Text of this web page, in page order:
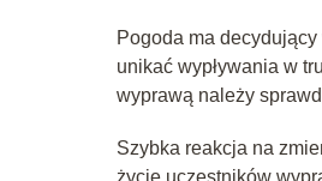
Pogoda ma
unikać wypływania w
wyprawą należy
Szybka reakcja na
życie uczestników